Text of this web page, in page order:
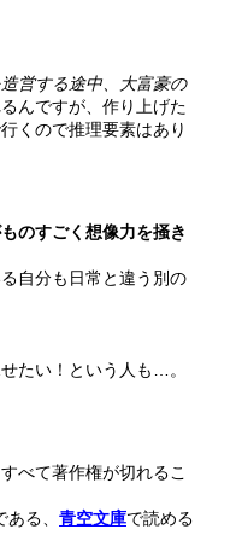
営する途中、大富豪の
んですが、作り上げた
くので推理要素はあり
のすごく想像力を掻き
自分も日常と違う別の
たい！という人も…。
べて著作権が切れるこ
る、 青空文庫で読める